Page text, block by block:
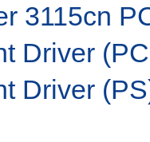
3115cn
Driver
Driver